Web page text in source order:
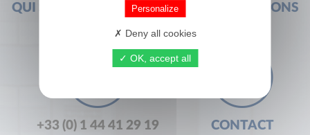
QUI SOMMES-NOUS ?FOIRE AUX QUESTIONS
+33 (0) 1 44 41 29 19 CONTACT
Personalize
Deny all cookies
OK, accept all